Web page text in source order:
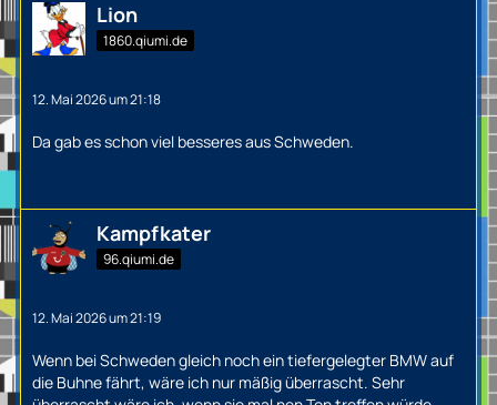
Lion
1860.qiumi.de
12. Mai 2026 um 21:18
Da gab es schon viel besseres aus Schweden.
Kampfkater
96.qiumi.de
12. Mai 2026 um 21:19
Wenn bei Schweden gleich noch ein tiefergelegter BMW auf
die Buhne fährt, wäre ich nur mäßig überrascht. Sehr